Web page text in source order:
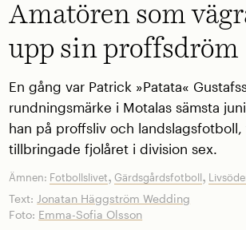
Amatören som
upp sin proffsdröm
En gång var Patrick »Patata«
rundningsmärke i Motalas sämsta
han på proffsliv och
tillbringade fjolåret i division sex.
Ämnen: Fotbollslivet,Gärdsgårdsfotboll,
Text:Jonatan Häggström Wedding
Foto: Emma-Sofia Olsson